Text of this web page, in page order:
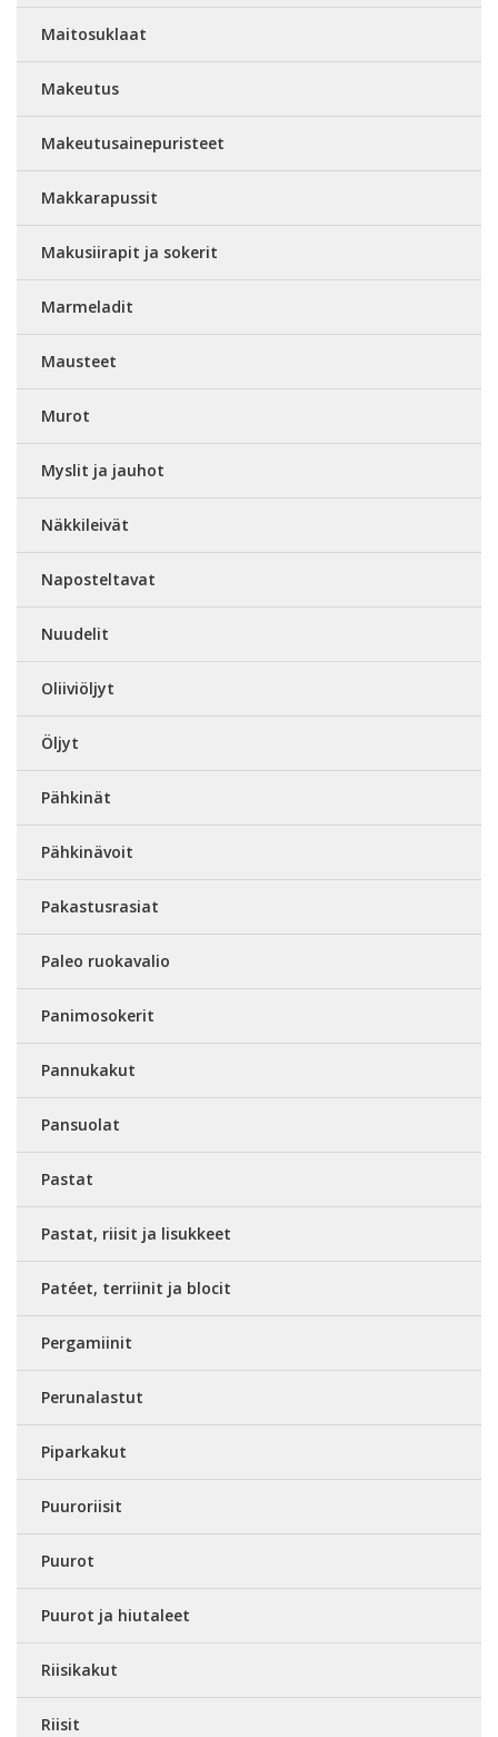
Maitosuklaat
Makeutus
Makeutusainepuristeet
Makkarapussit
Makusiirapit ja sokerit
Marmeladit
Mausteet
Murot
Myslit ja jauhot
Näkkileivät
Naposteltavat
Nuudelit
Oliiviöljyt
Öljyt
Pähkinät
Pähkinävoit
Pakastusrasiat
Paleo ruokavalio
Panimosokerit
Pannukakut
Pansuolat
Pastat
Pastat, riisit ja lisukkeet
Patéet, terriinit ja blocit
Pergamiinit
Perunalastut
Piparkakut
Puuroriisit
Puurot
Puurot ja hiutaleet
Riisikakut
Riisit